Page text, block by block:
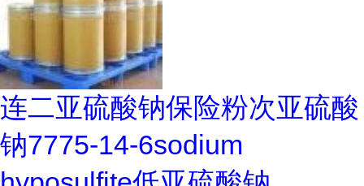
连二亚硫酸钠保险粉次亚硫酸
钠7775-14-6sodium